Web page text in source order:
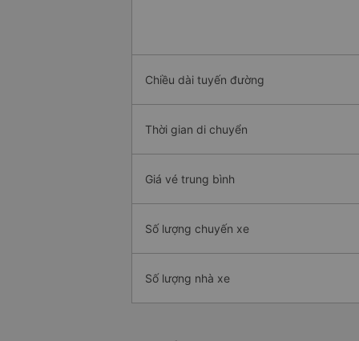
Chiều dài tuyến đường
Thời gian di chuyển
Giá vé trung bình
Số lượng chuyến xe
Số lượng nhà xe